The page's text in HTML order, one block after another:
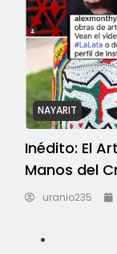
NAYARIT
Inédito: El
Manos del
uranio235